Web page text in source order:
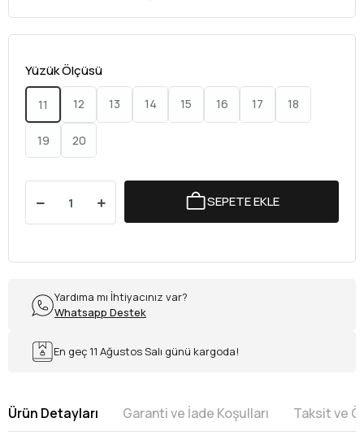
Yüzük Ölçüsü
11 12 13 14 15 16 17 18
19 20
SEPETE EKLE
Yardıma mı İhtiyacınız var?
Whatsapp Destek
En geç 11 Ağustos Salı günü kargoda!
Ürün Detayları Garanti ve İade Koşulları Taksit ve